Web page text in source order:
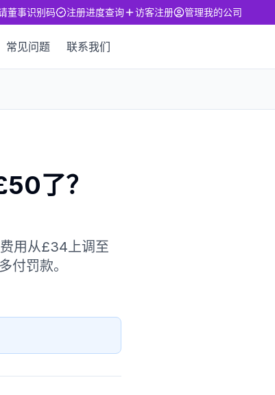
董事识别码 注册进度查询 访客注册 管理我的公司
常见问题 联系我们
了？
用从£34上调至
付罚款。